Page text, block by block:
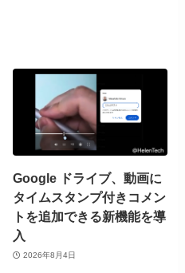
Google ドライブ、動画に
タイムスタンプ付きコメン
トを追加できる新機能を導
入
2026年8月4日